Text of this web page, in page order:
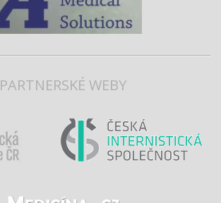
PARTNERSKÉ WEBY